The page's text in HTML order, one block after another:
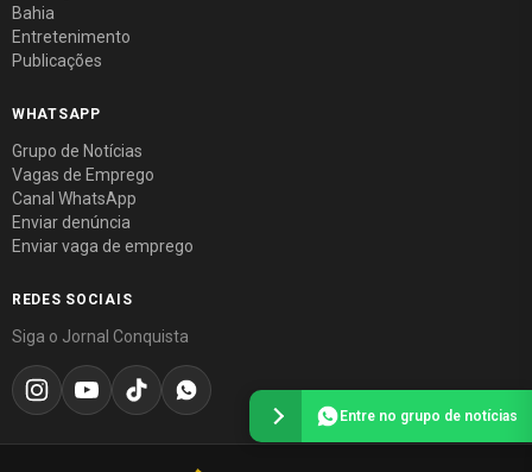
Bahia
Entretenimento
Publicações
WHATSAPP
Grupo de Notícias
Vagas de Emprego
Canal WhatsApp
Enviar denúncia
Enviar vaga de emprego
REDES SOCIAIS
Siga o Jornal Conquista
Entre no grupo de notícias